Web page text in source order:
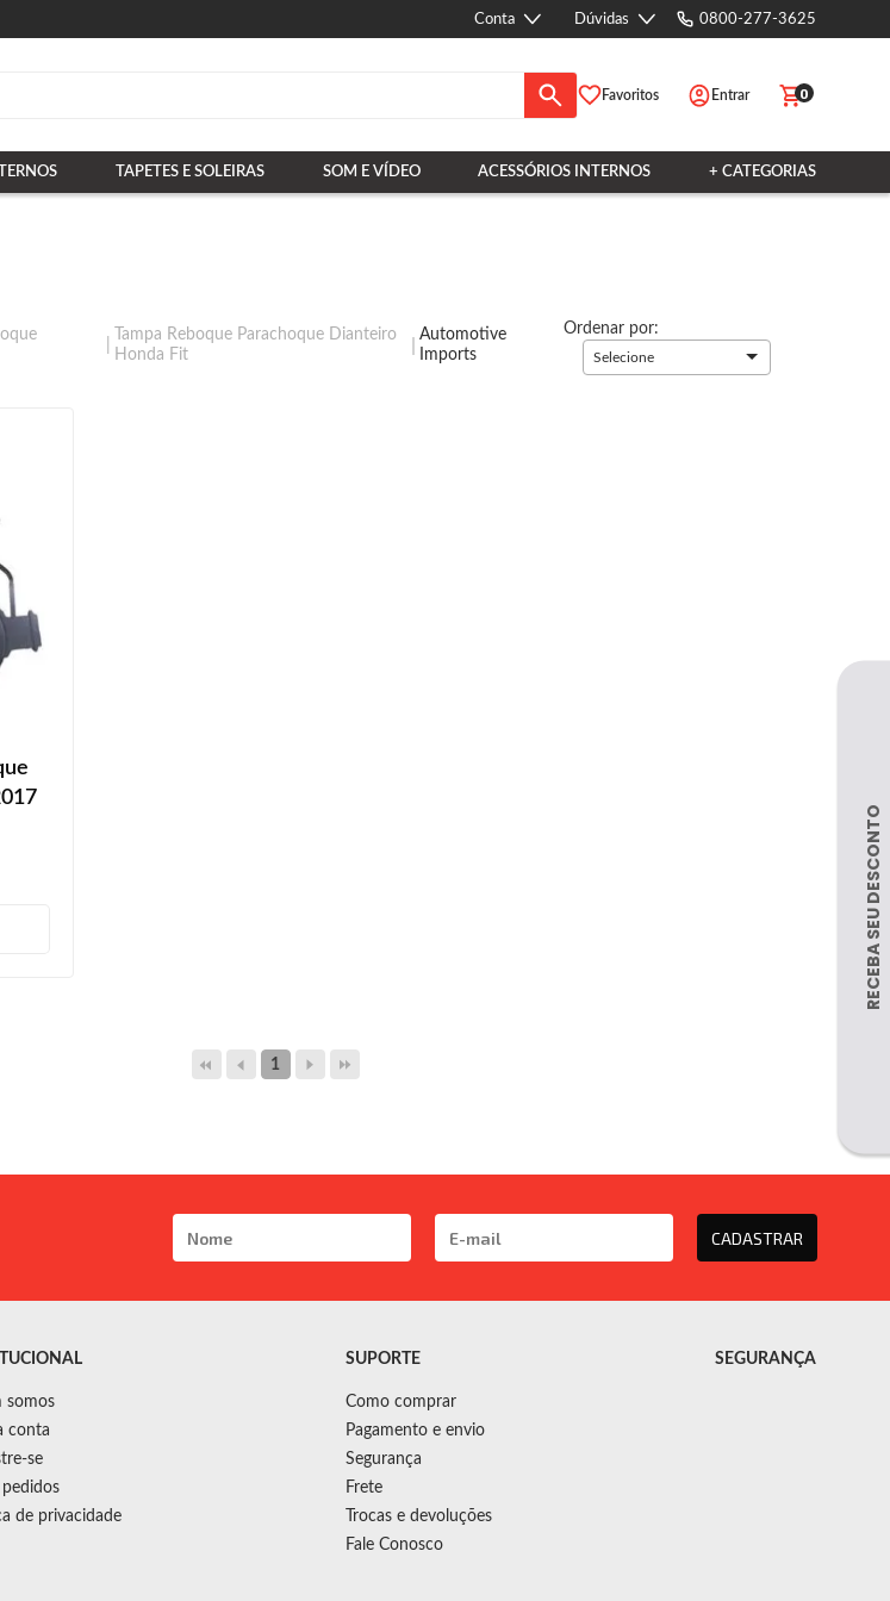
Conta Dúvidas 0800-277-3625
Favoritos Entrar 0
TAPETES E SOLEIRAS SOM E VÍDEO ACESSÓRIOS INTERNOS + CATEGORIAS
Tampa Reboque Parachoque Dianteiro
Honda Fit
Automotive
Imports
Ordenar por:
Selecione
1
CADASTRAR
somos
conta
se
pedidos
de privacidade
SUPORTE
Como comprar
Pagamento e envio
Segurança
Frete
Trocas e devoluções
Fale Conosco
SEGURANÇA